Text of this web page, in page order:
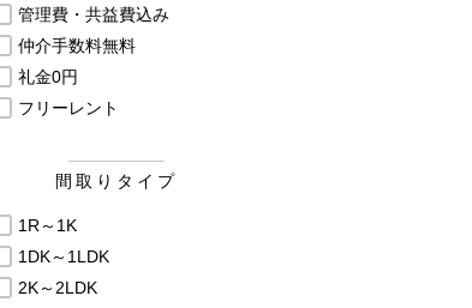
管理費・共益費込み
仲介手数料無料
礼金0円
フリーレント
間取りタイプ
1R～1K
1DK～1LDK
2K～2LDK